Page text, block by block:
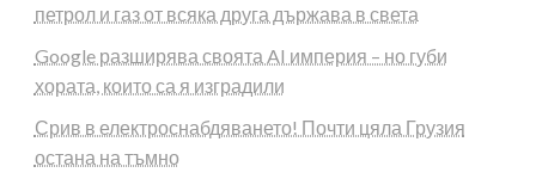
петрол и газ от всяка друга държава в света
Google разширява своята AI империя – но губи
хората, които са я изградили
Срив в електроснабдяването! Почти цяла Грузия
остана на тъмно